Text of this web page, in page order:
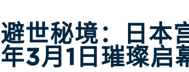
避世秘境：日本
年3月1日璀璨启